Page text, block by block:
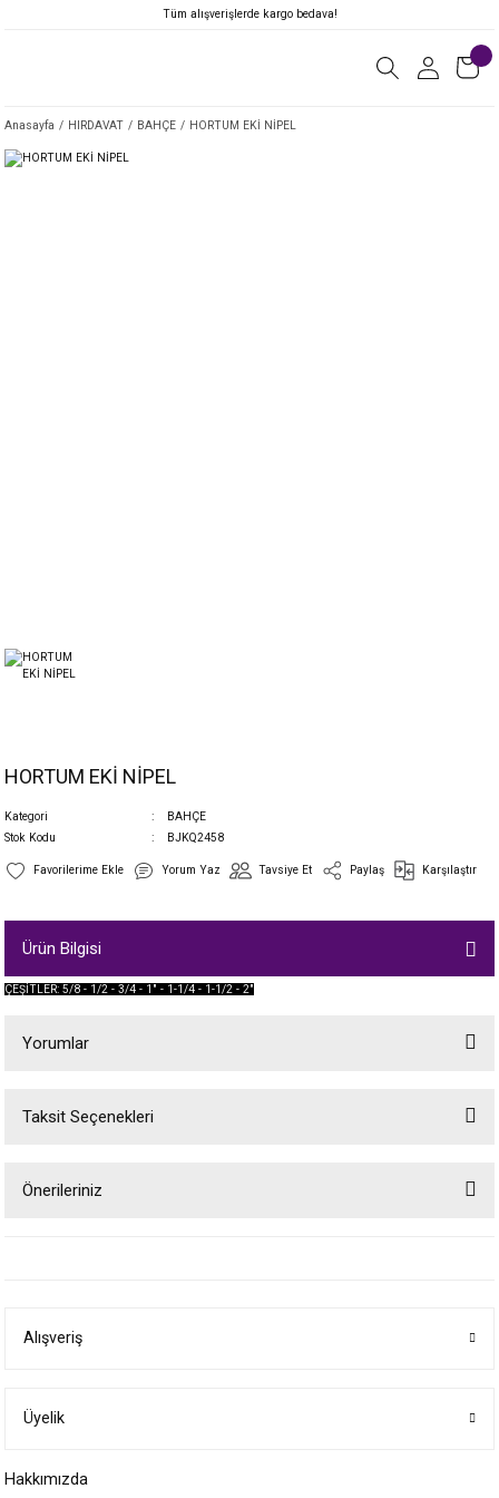
Tüm alışverişlerde kargo bedava!
Anasayfa HIRDAVAT BAHÇE HORTUM EKİ NİPEL
HORTUM EKİ NİPEL
Kategori
BAHÇE
Stok Kodu
BJKQ2458
Yorum Yaz Tavsiye Et Paylaş Karşılaştır
Ürün Bilgisi
ÇEŞİTLER: 5/8 - 1/2 - 3/4 - 1" - 1-1/4 - 1-1/2 - 2"
Yorumlar
Taksit Seçenekleri
Önerileriniz
Ürün bilgilerinde hatalar bulunuyor.
Bu ürüne benzer farklı alternatifler olmalı.
Alışveriş
Üyelik
Hakkımızda